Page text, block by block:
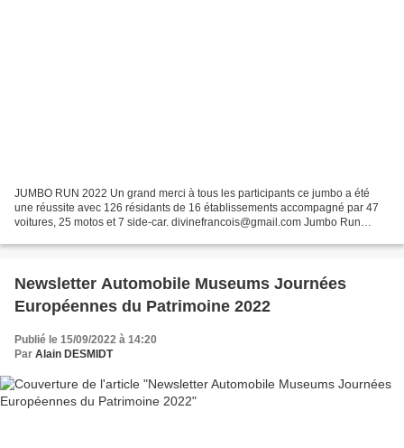
JUMBO RUN 2022 Un grand merci à tous les participants ce jumbo a été
une réussite avec 126 résidants de 16 établissements accompagné par 47
voitures, 25 motos et 7 side-car. divinefrancois@gmail.com Jumbo Run
Newsletter Automobile Museums Journées
Européennes du Patrimoine 2022
Publié le 15/09/2022 à 14:20
Par Alain DESMIDT